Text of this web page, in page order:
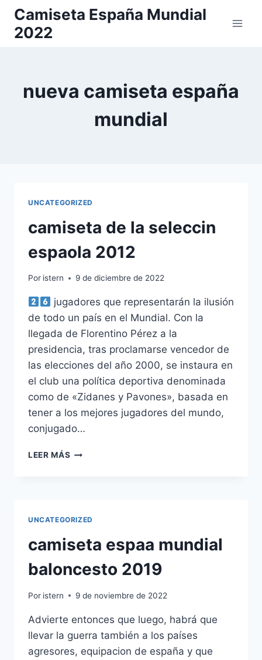
Saltar
contenido
Camiseta España Mundial
2022
nueva camiseta españa
mundial
UNCATEGORIZED
camiseta de la seleccin
espaola 2012
Por istern 9 de diciembre de 2022
jugadores que representarán la ilusión
de todo un país en el Mundial. Con la
llegada de Florentino Pérez a la
presidencia, tras proclamarse vencedor de
las elecciones del año 2000, se instaura en
el club una política deportiva denominada
como de «Zidanes y Pavones», basada en
tener a los mejores jugadores del mundo,
conjugado…
LEER MÁS CAMISETA
UNCATEGORIZED
camiseta espaa mundial
baloncesto 2019
Por istern 9 de noviembre de 2022
Advierte entonces que luego, habrá que
llevar la guerra también a los países
agresores, equipacion de españa y que